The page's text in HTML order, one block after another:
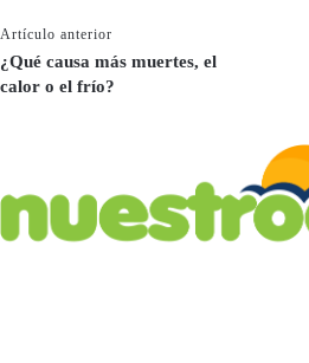
Artículo anterior
¿Qué causa más muertes, el
calor o el frío?